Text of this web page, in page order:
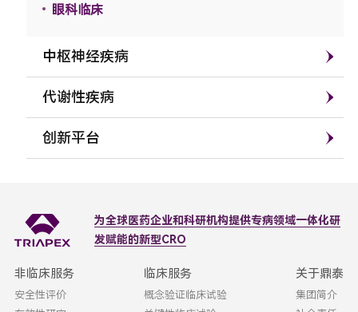
眼科临床
中枢神经疾病
代谢性疾病
创新平台
为全球医药企业和科研机构提供专病领域一体化研
发赋能的新型CRO
非临床服务
安全性评价
临床服务
概念验证临床试验
关于鼎泰
集团简介